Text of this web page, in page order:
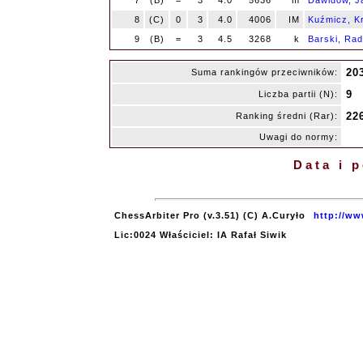
8
(C) 0 3 4.0 4006 IM
Kuźmicz,
9
(B) = 3 4.5 3268 k Barski,
Suma rankingów przeciwników:
Liczba partii (N): 9
Ranking średni (Rar):
Uwagi do normy:
Data i
ChessArbiter Pro (v.3.51) (C) A.Curyło
http://
Lic:0024 Właściciel: IA Rafał Siwik